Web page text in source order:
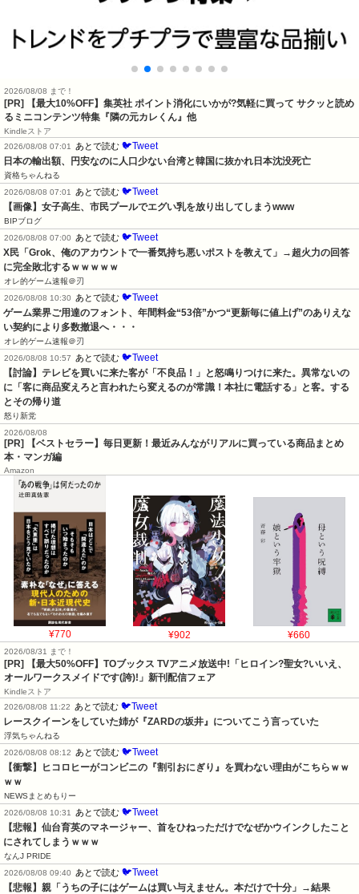
2026/08/08 まで！
[PR] 【最大10%OFF】集英社 ポイント消化にいかが?気軽に買って サクッと読め
るミニコンテンツ特集『隣の元カレくん』他
Kindleストア
2026/08/08 07:01
あとで読む 🐦Tweet
日本の輸出額、円安なのに人口少ない台湾と韓国に抜かれ日本沈没死亡
資格ちゃんねる
2026/08/08 07:01
あとで読む 🐦Tweet
【画像】女子高生、市民プールでエグい乳を放り出してしまうwww
BIPブログ
2026/08/08 07:00
あとで読む 🐦Tweet
X民「Grok、俺のアカウントで一番気持ち悪いポストを教えて」→超火力の回答
に完全敗北するｗｗｗｗｗ
オレ的ゲーム速報＠刃
2026/08/08 10:30
あとで読む 🐦Tweet
ゲーム業界ご用達のフォント、年間料金“53倍”かつ“更新毎に値上げ”のありえな
い契約により多数撤退へ・・・
オレ的ゲーム速報＠刃
2026/08/08 10:57
あとで読む 🐦Tweet
【討論】テレビを買いに来た客が「不良品！」と怒鳴りつけに来た。異常ないの
に「客に商品変えろと言われたら変えるのが常識！本社に電話する」と客。する
とその帰り道
怒り新党
2026/08/08
[PR] 【ベストセラー】毎日更新！最近みんながリアルに買っている商品まとめ
本・マンガ編
Amazon
¥770 ¥902 ¥660
2026/08/31 まで！
[PR] 【最大50%OFF】TOブックス TVアニメ放送中!「ヒロイン?聖女?いいえ、
オールワークスメイドです(誇)!」新刊配信フェア
Kindleストア
2026/08/08 11:22
あとで読む 🐦Tweet
レースクイーンをしていた姉が『ZARDの坂井』についてこう言っていた
浮気ちゃんねる
2026/08/08 08:12
あとで読む 🐦Tweet
【衝撃】ヒコロヒーがコンビニの『割引おにぎり』を買わない理由がこちらｗｗ
ｗｗ
NEWSまとめもりー
2026/08/08 10:31
あとで読む 🐦Tweet
【悲報】仙台育英のマネージャー、首をひねっただけでなぜかウインクしたこと
にされてしまうｗｗｗ
なんJ PRIDE
2026/08/08 09:40
あとで読む 🐦Tweet
【悲報】親「うちの子にはゲームは買い与えません。本だけで十分」→結果